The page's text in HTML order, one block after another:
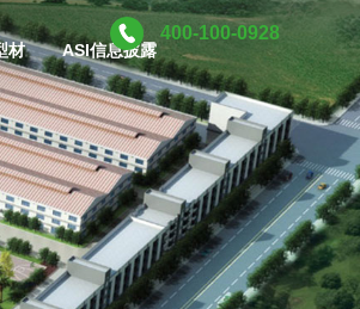
材 ASI信息披露
400-100-0928